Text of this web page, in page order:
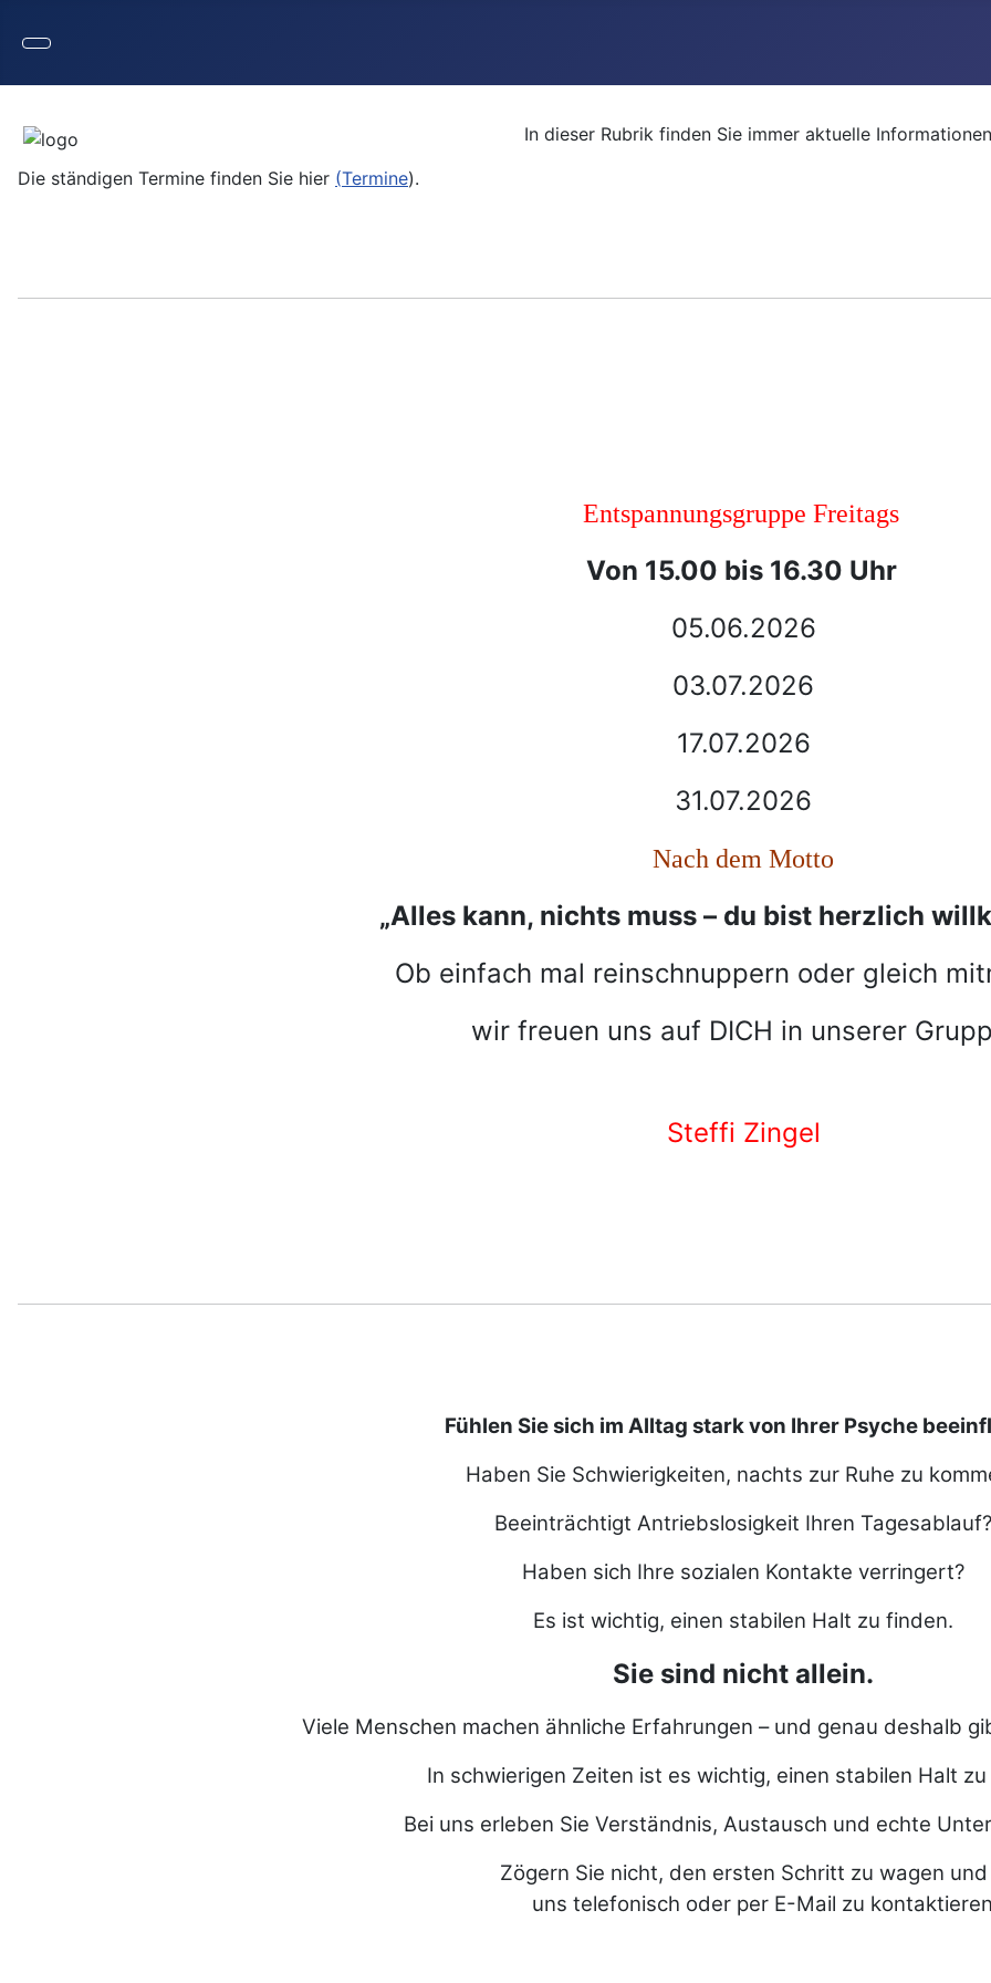
In dieser Rubrik finden Sie immer aktuelle
Die ständigen Termine finden Sie hier (Termine).
Entspannungsgruppe Freitags
Von 15.00 bis 16.30 Uhr
05.06.2026
03.07.2026
17.07.2026
31.07.2026
Nach dem Motto
„Alles kann, nichts muss – du bist herzlich
Ob einfach mal reinschnuppern oder gleich
wir freuen uns auf DICH in unserer
Steffi Zingel
Fühlen Sie sich im Alltag stark von Ihrer Psyche
Haben Sie Schwierigkeiten, nachts zur Ruhe zu
Beeinträchtigt Antriebslosigkeit Ihren Tagesablauf?
Haben sich Ihre sozialen Kontakte verringert?
Es ist wichtig, einen stabilen Halt zu finden.
Sie sind nicht allein.
Viele Menschen machen ähnliche Erfahrungen – und genau deshalb
In schwierigen Zeiten ist es wichtig, einen stabilen Halt
Bei uns erleben Sie Verständnis, Austausch und echte
Zögern Sie nicht, den ersten Schritt zu wagen und
uns telefonisch oder per E-Mail zu kontaktieren